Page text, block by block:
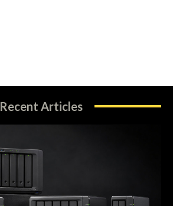
Recent Articles